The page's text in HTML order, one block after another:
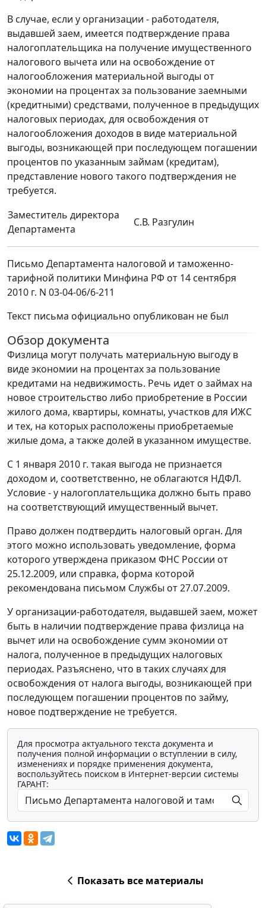
В случае, если у организации - работодателя,
выдавшей заем, имеется подтверждение права
налогоплательщика на получение имущественного
налогового вычета или на освобождение от
налогообложения материальной выгоды от
экономии на процентах за пользование заемными
(кредитными) средствами, полученное в предыдущих
налоговых периодах, для освобождения от
налогообложения доходов в виде материальной
выгоды, возникающей при последующем погашении
процентов по указанным займам (кредитам),
представление нового такого подтверждения не
требуется.
Заместитель директора
Департамента
С.В. Разгулин
Письмо Департамента налоговой и таможенно-
тарифной политики Минфина РФ от 14 сентября
2010 г. N 03-04-06/6-211
Текст письма официально опубликован не был
Обзор документа
Физлица могут получать материальную выгоду в
виде экономии на процентах за пользование
кредитами на недвижимость. Речь идет о займах на
новое строительство либо приобретение в России
жилого дома, квартиры, комнаты, участков для ИЖС
и тех, на которых расположены приобретаемые
жилые дома, а также долей в указанном имуществе.
С 1 января 2010 г. такая выгода не признается
доходом и, соответственно, не облагаются НДФЛ.
Условие - у налогоплательщика должно быть право
на соответствующий имущественный вычет.
Право должен подтвердить налоговый орган. Для
этого можно использовать уведомление, форма
которого утверждена приказом ФНС России от
25.12.2009, или справка, форма которой
рекомендована письмом Службы от 27.07.2009.
У организации-работодателя, выдавшей заем, может
быть в наличии подтверждение права физлица на
вычет или на освобождение сумм экономии от
налога, полученное в предыдущих налоговых
периодах. Разъяснено, что в таких случаях для
освобождения от налога выгоды, возникающей при
последующем погашении процентов по займу,
новое подтверждение не требуется.
Для просмотра актуального текста документа и
получения полной информации о вступлении в силу,
изменениях и порядке применения документа,
воспользуйтесь поиском в Интернет-версии системы
ГАРАНТ:
Показать все материалы